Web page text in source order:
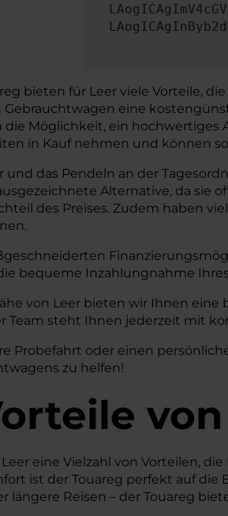
bieten für Leer viele Vorteile,
Gebrauchtwagen eine
Möglichkeit, ein hochwertiges
in Kauf nehmen und können
und das Pendeln an der
Alternative, da sie
des Preises. Zudem haben
bequeme Inzahlungnahme
von Leer bieten wir Ihnen
Team steht Ihnen jederzeit mit
Probefahrt oder einen
zu helfen!
von
eine Vielzahl von Vorteilen,
ist der Touareg perfekt auf
längere Reisen – der Touareg